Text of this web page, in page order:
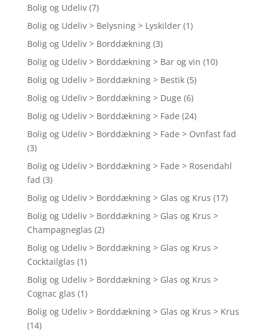
Bolig og Udeliv (7)
Bolig og Udeliv > Belysning > Lyskilder (1)
Bolig og Udeliv > Borddækning (3)
Bolig og Udeliv > Borddækning > Bar og vin (10)
Bolig og Udeliv > Borddækning > Bestik (5)
Bolig og Udeliv > Borddækning > Duge (6)
Bolig og Udeliv > Borddækning > Fade (24)
Bolig og Udeliv > Borddækning > Fade > Ovnfast fad
(3)
Bolig og Udeliv > Borddækning > Fade > Rosendahl
fad (3)
Bolig og Udeliv > Borddækning > Glas og Krus (17)
Bolig og Udeliv > Borddækning > Glas og Krus >
Champagneglas (2)
Bolig og Udeliv > Borddækning > Glas og Krus >
Cocktailglas (1)
Bolig og Udeliv > Borddækning > Glas og Krus >
Cognac glas (1)
Bolig og Udeliv > Borddækning > Glas og Krus > Krus
(14)